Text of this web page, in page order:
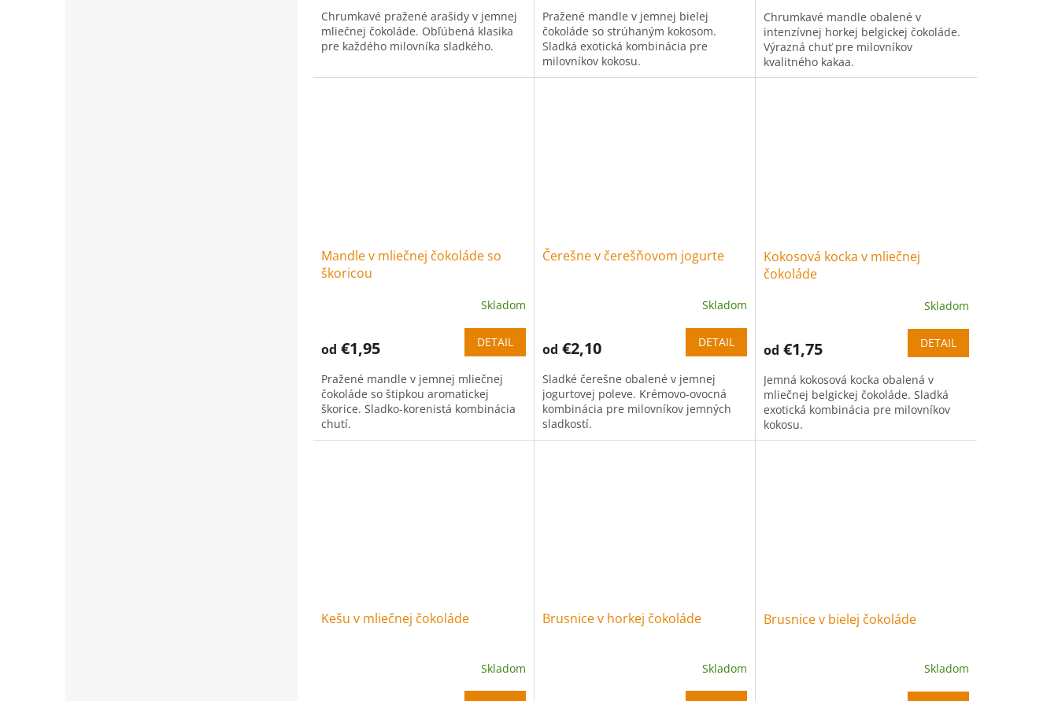
Chrumkavé pražené arašidy v jemnej
mliečnej čokoláde. Obľúbená klasika
pre každého milovníka sladkého.
Pražené mandle v jemnej bielej
čokoláde so strúhaným kokosom.
Sladká exotická kombinácia pre
milovníkov kokosu.
Chrumkavé mandle obalené v
intenzívnej horkej belgickej čokoláde.
Výrazná chuť pre milovníkov
kvalitného kakaa.
Mandle v mliečnej čokoláde so
škoricou
Skladom
od €1,95 DETAIL
Pražené mandle v jemnej mliečnej
čokoláde so štipkou aromatickej
škorice. Sladko-korenistá kombinácia
chutí.
Čerešne v čerešňovom jogurte
Skladom
od €2,10 DETAIL
Sladké čerešne obalené v jemnej
jogurtovej poleve. Krémovo-ovocná
kombinácia pre milovníkov jemných
sladkostí.
Kokosová kocka v mliečnej
čokoláde
Skladom
od €1,75 DETAIL
Jemná kokosová kocka obalená v
mliečnej belgickej čokoláde. Sladká
exotická kombinácia pre milovníkov
kokosu.
Kešu v mliečnej čokoláde
Skladom
Brusnice v horkej čokoláde
Skladom
Brusnice v bielej čokoláde
Skladom